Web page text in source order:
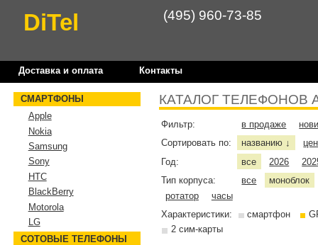
DiTel (495) 960-73-85
Доставка и оплата Контакты
КАТАЛОГ ТЕЛЕФОНОВ
Фильтр: в продаже
Сортировать по:
названию ↓
Год:
все 2026
Тип корпуса:
все
моноблок
ротатор
часы
Характеристики:
смартфон
2 сим-карты
СМАРТФОНЫ
Apple
Nokia
Samsung
Sony
HTC
BlackBerry
Motorola
LG
СОТОВЫЕ ТЕЛЕФОНЫ